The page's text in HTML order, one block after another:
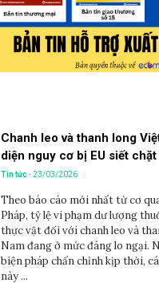
Chanh leo và thanh long
diện nguy cơ bị EU siết
Tin tức- 23/03/2026
Theo báo cáo mới nhất từ cơ
Pháp, tỷ lệ vi phạm dư lượng
thực vật đối với chanh leo và
Nam đang ở mức đáng lo ngại.
biện pháp chấn chỉnh kịp thời,
này ...